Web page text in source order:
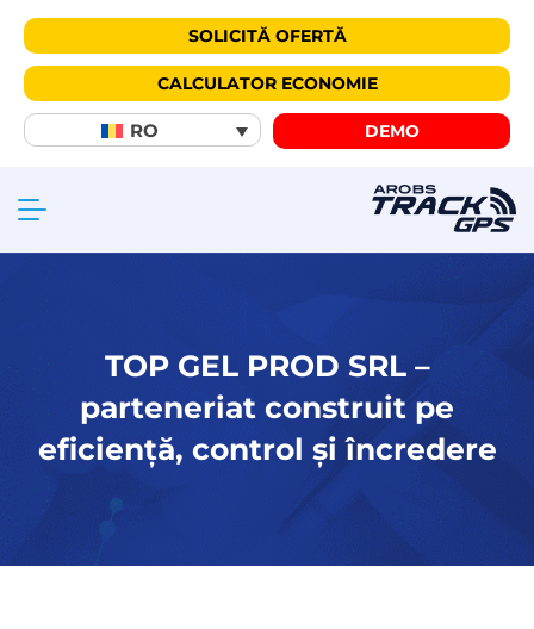
SOLICITĂ OFERTĂ
CALCULATOR ECONOMIE
RO DEMO
TOP GEL PROD SRL –
parteneriat construit pe
eficiență, control și încredere